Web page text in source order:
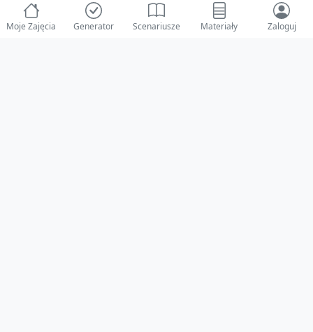
Moje Zajęcia Generator Scenariusze Materiały Zaloguj